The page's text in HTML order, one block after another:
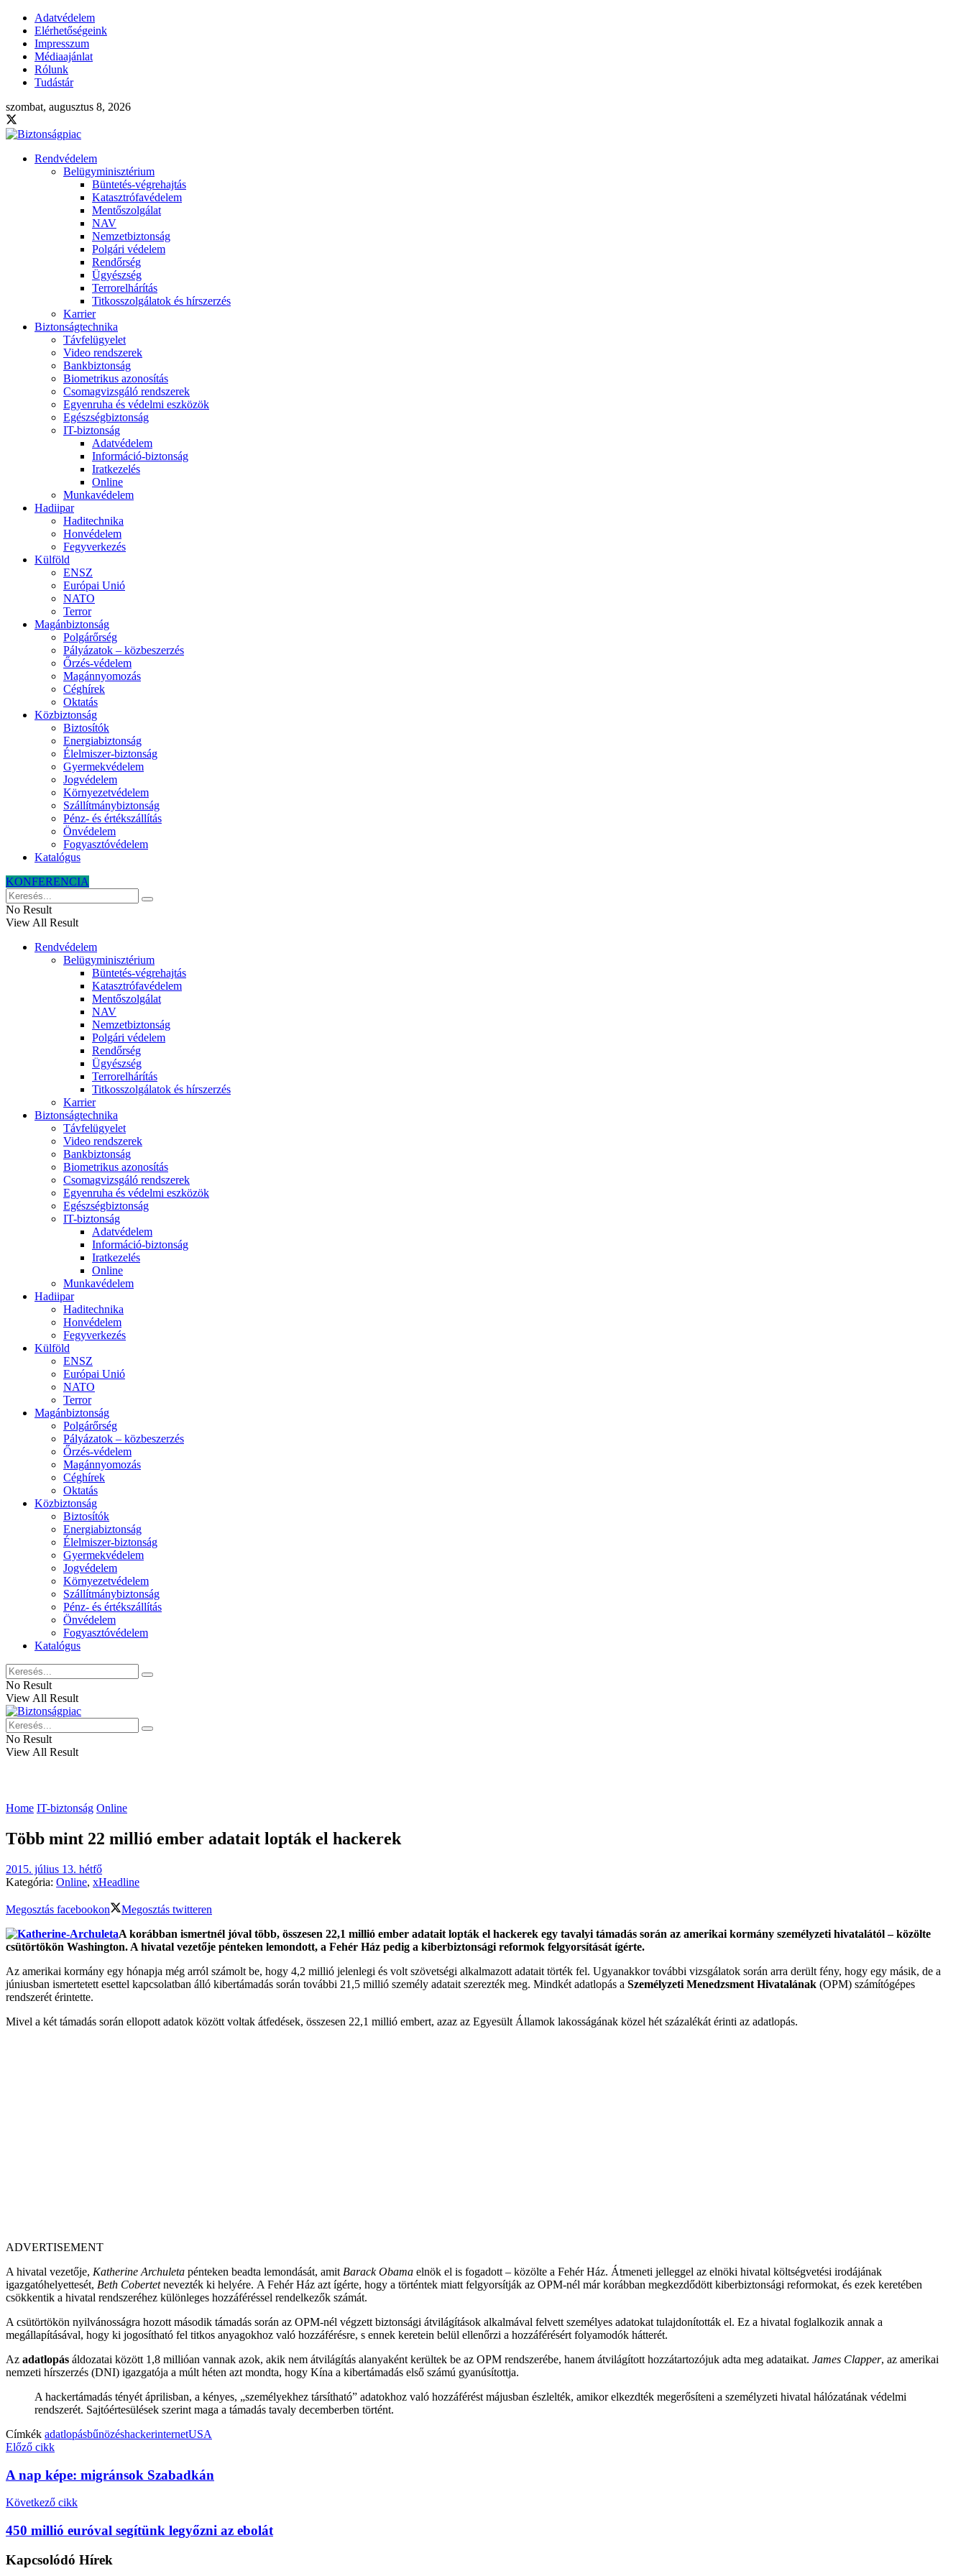
Adatvédelem
Elérhetőségeink
Impresszum
Médiaajánlat
Rólunk
Tudástár
szombat, augusztus 8, 2026
Rendvédelem
Belügyminisztérium
Büntetés-végrehajtás
Katasztrófavédelem
Mentőszolgálat
NAV
Nemzetbiztonság
Polgári védelem
Rendőrség
Ügyészség
Terrorelhárítás
Titkosszolgálatok és hírszerzés
Karrier
Biztonságtechnika
Távfelügyelet
Video rendszerek
Bankbiztonság
Biometrikus azonosítás
Csomagvizsgáló rendszerek
Egyenruha és védelmi eszközök
Egészségbiztonság
IT-biztonság
Adatvédelem
Információ-biztonság
Iratkezelés
Online
Munkavédelem
Hadiipar
Haditechnika
Honvédelem
Fegyverkezés
Külföld
ENSZ
Európai Unió
NATO
Terror
Magánbiztonság
Polgárőrség
Pályázatok – közbeszerzés
Őrzés-védelem
Magánnyomozás
Céghírek
Oktatás
Közbiztonság
Biztosítók
Energiabiztonság
Élelmiszer-biztonság
Gyermekvédelem
Jogvédelem
Környezetvédelem
Szállítmánybiztonság
Pénz- és értékszállítás
Önvédelem
Fogyasztóvédelem
Katalógus
KONFERENCIA
No Result
View All Result
Rendvédelem
Belügyminisztérium
Büntetés-végrehajtás
Katasztrófavédelem
Mentőszolgálat
NAV
Nemzetbiztonság
Polgári védelem
Rendőrség
Ügyészség
Terrorelhárítás
Titkosszolgálatok és hírszerzés
Karrier
Biztonságtechnika
Távfelügyelet
Video rendszerek
Bankbiztonság
Biometrikus azonosítás
Csomagvizsgáló rendszerek
Egyenruha és védelmi eszközök
Egészségbiztonság
IT-biztonság
Adatvédelem
Információ-biztonság
Iratkezelés
Online
Munkavédelem
Hadiipar
Haditechnika
Honvédelem
Fegyverkezés
Külföld
ENSZ
Európai Unió
NATO
Terror
Magánbiztonság
Polgárőrség
Pályázatok – közbeszerzés
Őrzés-védelem
Magánnyomozás
Céghírek
Oktatás
Közbiztonság
Biztosítók
Energiabiztonság
Élelmiszer-biztonság
Gyermekvédelem
Jogvédelem
Környezetvédelem
Szállítmánybiztonság
Pénz- és értékszállítás
Önvédelem
Fogyasztóvédelem
Katalógus
No Result
View All Result
No Result
View All Result
Home IT-biztonság Online
Több mint 22 millió ember adatait lopták el hackerek
2015. július 13. hétfő
Kategória: Online, xHeadline
Megosztás facebookon
Megosztás twitteren
A korábban ismertnél jóval több, összesen 22,1 millió ember adatait lopták el hackerek egy tavalyi támadás során az amerikai kormány személyzeti hivatalától – közölte
csütörtökön Washington. A hivatal vezetője pénteken lemondott, a Fehér Ház pedig a kiberbiztonsági reformok felgyorsítását ígérte.
Az amerikai kormány egy hónapja még arról számolt be, hogy 4,2 millió jelenlegi és volt szövetségi alkalmazott adatait törték fel. Ugyanakkor további vizsgálatok során arra derült fény, hogy egy másik, de a
júniusban ismertetett esettel kapcsolatban álló kibertámadás során további 21,5 millió személy adatait szerezték meg. Mindkét adatlopás a Személyzeti Menedzsment Hivatalának (OPM) számítógépes
rendszerét érintette.
Mivel a két támadás során ellopott adatok között voltak átfedések, összesen 22,1 millió embert, azaz az Egyesült Államok lakosságának közel hét százalékát érinti az adatlopás.
ADVERTISEMENT
A hivatal vezetője, Katherine Archuleta pénteken beadta lemondását, amit Barack Obama elnök el is fogadott – közölte a Fehér Ház. Átmeneti jelleggel az elnöki hivatal költségvetési irodájának
igazgatóhelyettesét, Beth Cobertetnevezték ki helyére. A Fehér Ház azt ígérte, hogy a történtek miatt felgyorsítják az OPM-nél már korábban megkezdődött kiberbiztonsági reformokat, és ezek keretében
csökkentik a hivatal rendszeréhez különleges hozzáféréssel rendelkezők számát.
A csütörtökön nyilvánosságra hozott második támadás során az OPM-nél végzett biztonsági átvilágítások alkalmával felvett személyes adatokat tulajdonították el. Ez a hivatal foglalkozik annak a
megállapításával, hogy ki jogosítható fel titkos anyagokhoz való hozzáférésre, s ennek keretein belül ellenőrzi a hozzáférésért folyamodók hátterét.
Az adatlopás áldozatai között 1,8 millióan vannak azok, akik nem átvilágítás alanyaként kerültek be az OPM rendszerébe, hanem átvilágított hozzátartozójuk adta meg adataikat. James Clapper, az amerikai
nemzeti hírszerzés (DNI) igazgatója a múlt héten azt mondta, hogy Kína a kibertámadás első számú gyanúsítottja.
A hackertámadás tényét áprilisban, a kényes, „személyekhez társítható” adatokhoz való hozzáférést májusban észlelték, amikor elkezdték megerősíteni a személyzeti hivatal hálózatának védelmi
rendszerét. Sajtóértesülések szerint maga a támadás tavaly decemberben történt.
Címkék adatlopásbűnözéshackerinternetUSA
Előző cikk
A nap képe: migránsok Szabadkán
Következő cikk
450 millió euróval segítünk legyőzni az ebolát
Kapcsolódó Hírek